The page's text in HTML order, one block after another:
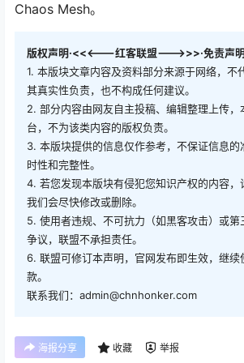
Chaos Mesh。
版权声明·<<<---红客联盟--->>>·免责声
1. 本版块文章内容及资料部分来源于网络，不
其真实性负责，也不构成任何建议。
2. 部分内容由网友自主投稿、编辑整理上传，
台，不为该类内容的版权负责。
3. 本版块提供的信息仅作参考，不保证信息的
时性和完整性。
4. 若您发现本版块有侵犯您知识产权的内容，
我们会尽快修改或删除。
5. 使用者违规、不可抗力（如黑客攻击）或第
争议，联盟不承担责任。
6. 联盟可修订本声明，官网发布即生效，继续
款。
联系我们：admin@chnhonker.com
海报分享 收藏 举报